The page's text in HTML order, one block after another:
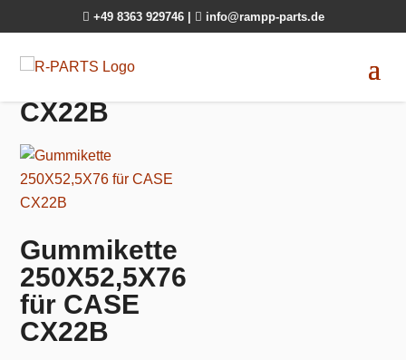
 +49 8363 929746  info@rampp-parts.de
CX22B
Gummikette
250X52,5X76
für CASE
CX22B